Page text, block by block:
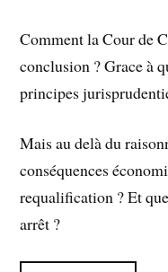
Comment la Cour de
conclusion ? Grace à
principes
Mais au delà du
conséquences
requalification ? Et
arrêt ?